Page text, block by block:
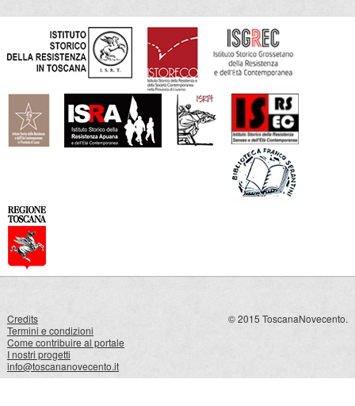
Credits
Termini e condizioni
Come contribuire al portale
I nostri progetti
info@toscananovecento.it
© 2015 ToscanaNovecento.